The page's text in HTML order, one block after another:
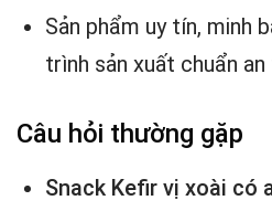
Sản phẩm uy tín, minh
trình sản xuất chuẩn
Câu hỏi thường gặp
Snack Kefir vị xoài có